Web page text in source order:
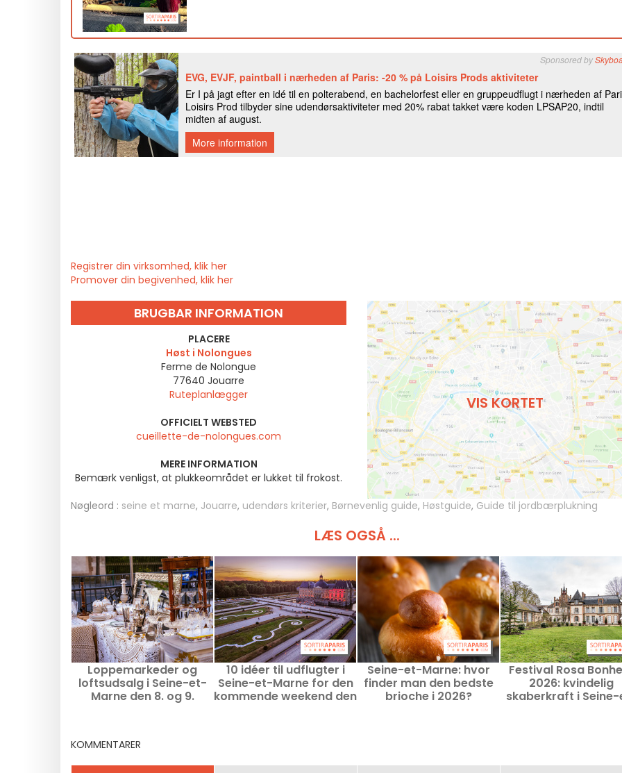
Registrer din virksomhed, klik her
Promover din begivenhed, klik her
BRUGBAR INFORMATION
PLACERE
Høst i Nolongues
Ferme de Nolongue
77640 Jouarre
Ruteplanlægger
OFFICIELT WEBSTED
cueillette-de-nolongues.com
MERE INFORMATION
Bemærk venligst, at plukkeområdet er lukket til frokost.
VIS KORTET
Nøgleord : seine et marne, Jouarre, udendørs kriterier, Børnevenlig guide, Høstguide, Guide til jordbærplukning
LÆS OGSÅ ...
Loppemarkeder og
loftsudsalg i Seine-et-
Marne den 8. og 9.
10 idéer til udflugter i
Seine-et-Marne for den
kommende weekend den
Seine-et-Marne: hvor
finder man den bedste
brioche i 2026?
Festival Rosa
2026: kvindelig
skaberkraft i
KOMMENTARER